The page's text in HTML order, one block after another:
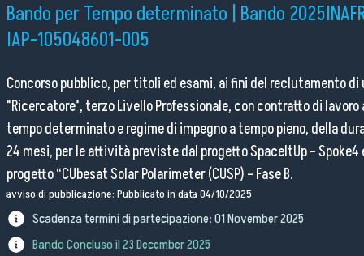
Bando per Tempo determinato | Bando
IAP-105048601-005
Concorso pubblico, per titoli ed esami, ai fini del reclutamento di
"Ricercatore", terzo Livello Professionale, con contratto di lavoro
tempo determinato e regime di impegno a tempo pieno, della
24 mesi, per le attività previste dal progetto SpaceItUp – Spoke4
progetto “CUbesat Solar Polarimeter (CUSP) – Fase B.
avviso di pubblicazione: Pubblicato in data 04/10/2025
Scadenza termini di partecipazione:01 November 2025
Bando Concluso il23 December 2025
Lavora con noi
Amministrazione Trasparente
Organigramma
Elenchi del personale
Bandi di gara
Ordini e Determine
Progetti di investimento pubblico